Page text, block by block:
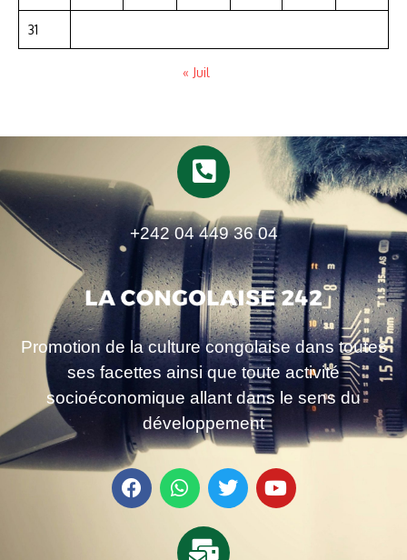
31
« Juil
+242 04 449 36 04
Promotion de la culture congolaise dans toutes
ses facettes ainsi que toute activité
socioéconomique allant dans le sens du
développement